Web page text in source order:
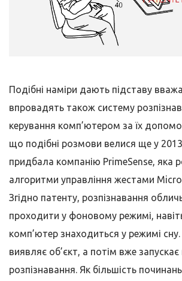
Подібні наміри дають підставу
впровадять також систему
керування комп’ютером за їх
що подібні розмови велися ще у
придбала компанію PrimeSense, яка
алгоритми управління жестами
Згідно патенту, розпізнавання
проходити у фоновому режимі,
комп’ютер знаходиться у режимі
виявляє об’єкт, а потім вже
розпізнавання. Як більшість